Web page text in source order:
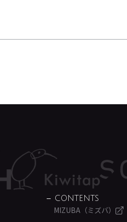
CONTENTS
MIZUBA（ミズバ）